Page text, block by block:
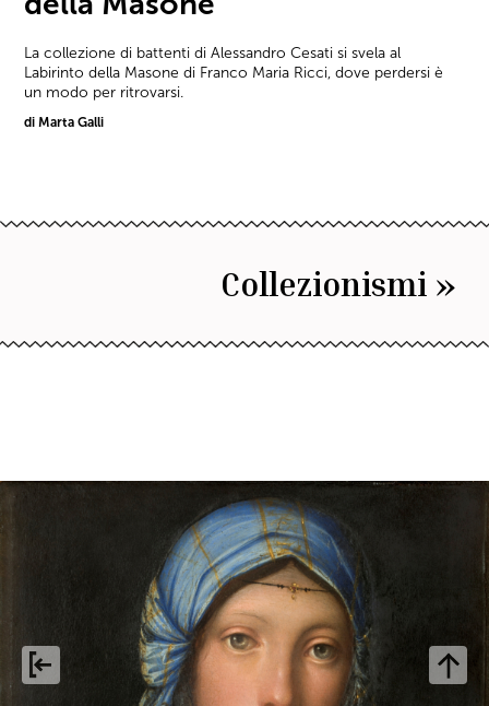
La collezione di battenti di Alessandro Cesati si svela al
Labirinto della Masone di Franco Maria Ricci, dove perdersi è
un modo per ritrovarsi.
di Marta Galli
Collezionismi »